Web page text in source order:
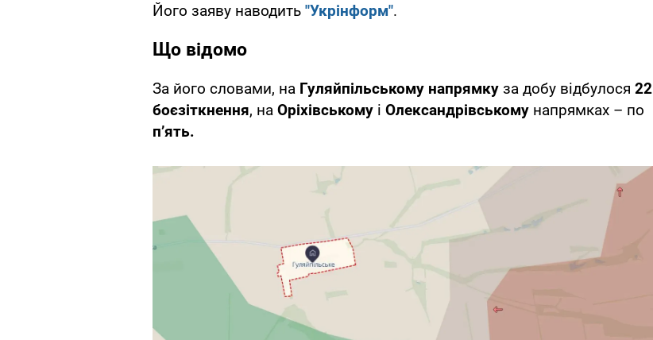
Його заяву наводить "Укрінформ".
Що відомо
За його словами, на Гуляйпільському напрямку за добу відбулося 22
боєзіткнення, на Оріхівському і Олександрівському напрямках – по
п’ять.